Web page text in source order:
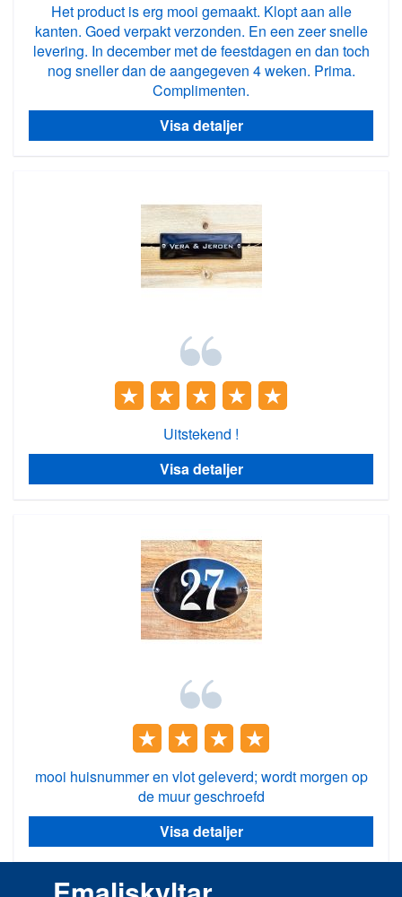
Het product is erg mooi gemaakt. Klopt aan alle
kanten. Goed verpakt verzonden. En een zeer snelle
levering. In december met de feestdagen en dan toch
nog sneller dan de aangegeven 4 weken. Prima.
Complimenten.
Visa detaljer
Uitstekend !
Visa detaljer
mooi huisnummer en vlot geleverd; wordt morgen op
de muur geschroefd
Visa detaljer